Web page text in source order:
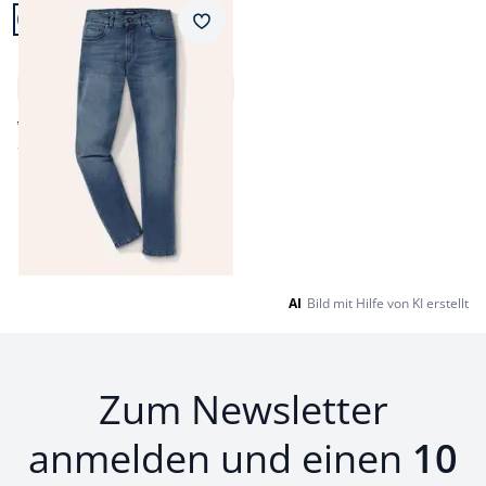
Passform Modern Fit.
Modern Fit
Comfort-Flex Jeans
4,7 (32)
ab € 109,99
ab € 64,99 (-41%)
Merkzettel
Seite 1 geladen. Zeige Produkte 1 bis 17 von 17.
AI Bild mit Hilfe von KI erstellt
Zum Newsletter
anmelden und einen 10